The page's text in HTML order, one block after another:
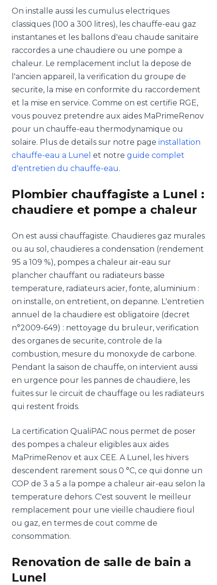
On installe aussi les cumulus electriques
classiques (100 a 300 litres), les chauffe-eau gaz
instantanes et les ballons d'eau chaude sanitaire
raccordes a une chaudiere ou une pompe a
chaleur. Le remplacement inclut la depose de
l'ancien appareil, la verification du groupe de
securite, la mise en conformite du raccordement
et la mise en service. Comme on est certifie RGE,
vous pouvez pretendre aux aides MaPrimeRenov
pour un chauffe-eau thermodynamique ou
solaire. Plus de details sur notre page installation
chauffe-eau a Lunel et notre guide complet
d'entretien du chauffe-eau.
Plombier chauffagiste a Lunel :
chaudiere et pompe a chaleur
On est aussi chauffagiste. Chaudieres gaz murales
ou au sol, chaudieres a condensation (rendement
95 a 109 %), pompes a chaleur air-eau sur
plancher chauffant ou radiateurs basse
temperature, radiateurs acier, fonte, aluminium :
on installe, on entretient, on depanne. L'entretien
annuel de la chaudiere est obligatoire (decret
n°2009-649) : nettoyage du bruleur, verification
des organes de securite, controle de la
combustion, mesure du monoxyde de carbone.
Pendant la saison de chauffe, on intervient aussi
en urgence pour les pannes de chaudiere, les
fuites sur le circuit de chauffage ou les radiateurs
qui restent froids.
La certification QualiPAC nous permet de poser
des pompes a chaleur eligibles aux aides
MaPrimeRenov et aux CEE. A Lunel, les hivers
descendent rarement sous 0 °C, ce qui donne un
COP de 3 a 5 a la pompe a chaleur air-eau selon la
temperature dehors. C'est souvent le meilleur
remplacement pour une vieille chaudiere fioul
ou gaz, en termes de cout comme de
consommation.
Renovation de salle de bain a
Lunel